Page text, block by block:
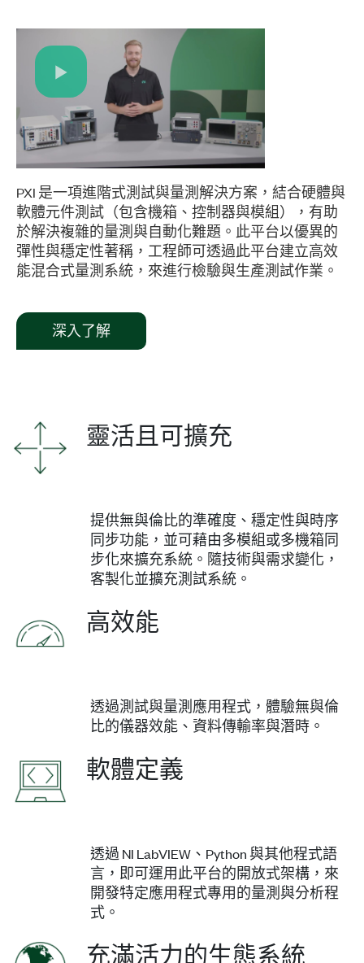
Video
PXI 是一項進階式測試與量測解決方案，結合硬體與
軟體元件測試（包含機箱、控制器與模組），有助
於解決複雜的量測與自動化難題。此平台以優異的
彈性與穩定性著稱，工程師可透過此平台建立高效
能混合式量測系統，來進行檢驗與生產測試作業。
深入了解
靈活且可擴充
提供無與倫比的準確度、穩定性與時序
同步功能，並可藉由多模組或多機箱同
步化來擴充系統。隨技術與需求變化，
客製化並擴充測試系統。
高效能
透過測試與量測應用程式，體驗無與倫
比的儀器效能、資料傳輸率與潛時。
軟體定義
透過 NI LabVIEW、Python 與其他程式語
言，即可運用此平台的開放式架構，來
開發特定應用程式專用的量測與分析程
式。
充滿活力的生態系統